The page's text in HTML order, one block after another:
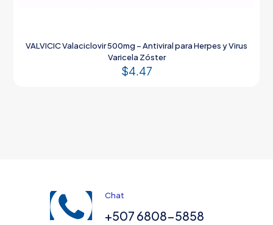
VALVICIC Valaciclovir 500mg – Antiviral para Herpes y Virus
Varicela Zóster
$4.47
Chat
+507 6808-5858